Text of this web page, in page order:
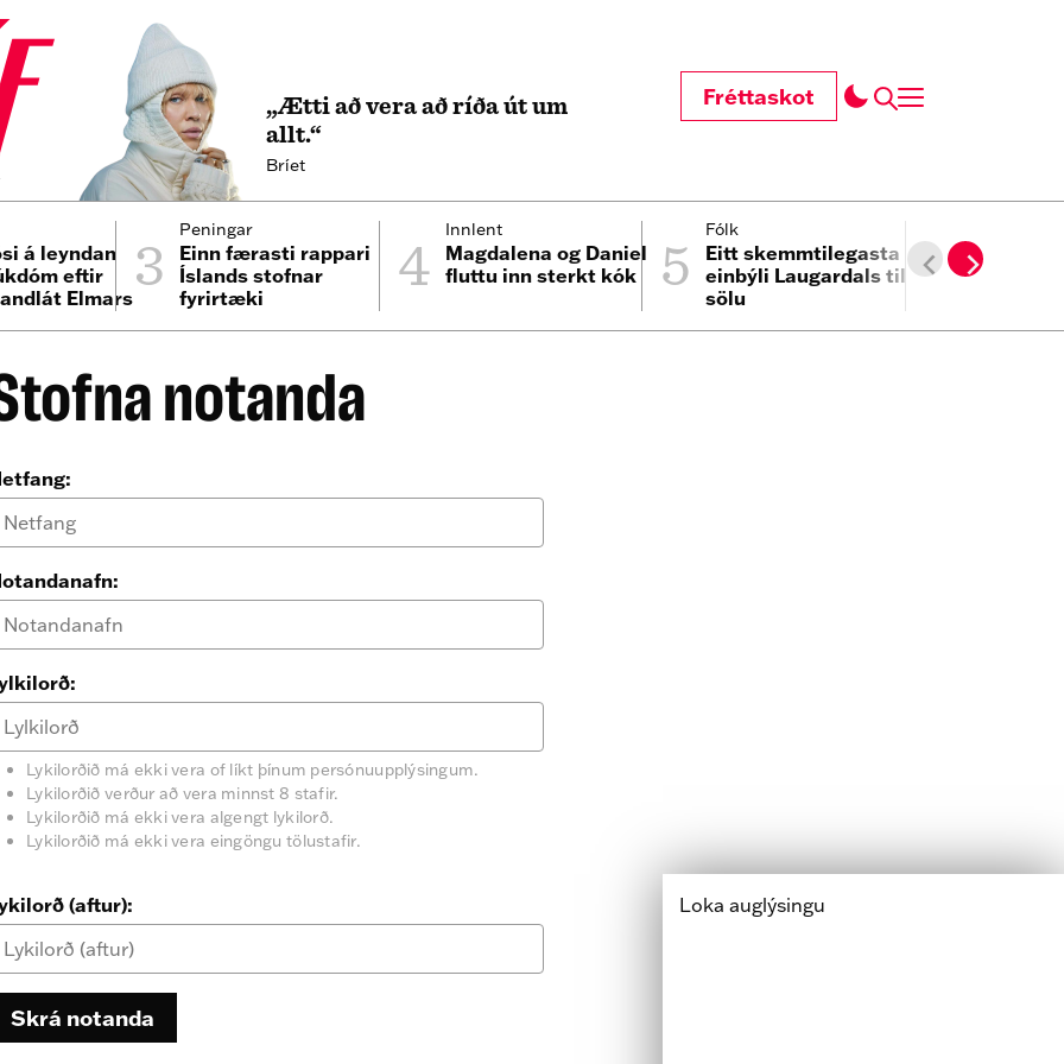
„Ætti að vera að ríða út um
allt.“
Bríet
Fréttaskot
á leyndan
eftir
Elmars3 Peningar
Einn færasti rappari
Íslands stofnar
fyrirtæki
4 Innlent
Magdalena og Daniel
fluttu inn sterkt kók
5 Fólk
Eitt skemmtilegasta
einbýli Laugardals til
sölu
6
Ófeigur
Hólmar
notanda
Lykilorðið má ekki vera of líkt þínum persónuupplýsingum.
Lykilorðið verður að vera minnst 8 stafir.
Lykilorðið má ekki vera algengt lykilorð.
Lykilorðið má ekki vera eingöngu tölustafir.
(aftur):
Skrá notanda
Loka auglýsingu